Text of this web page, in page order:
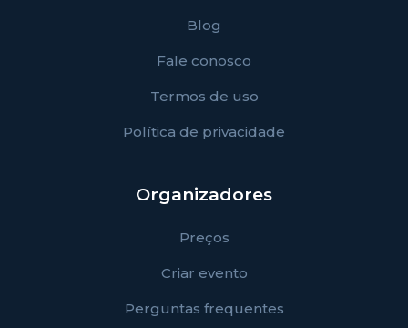
Blog
Fale conosco
Termos de uso
Política de privacidade
Organizadores
Preços
Criar evento
Perguntas frequentes